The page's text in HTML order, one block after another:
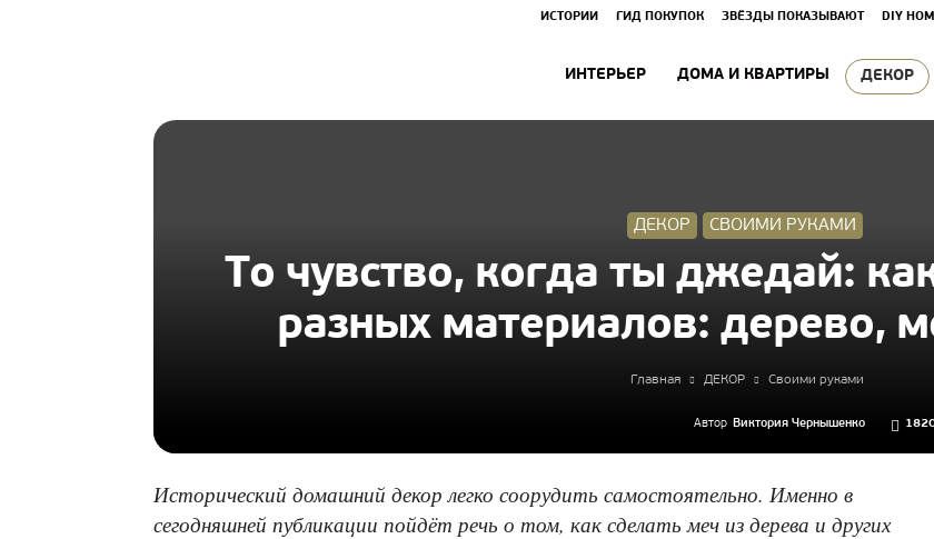
ИСТОРИИ ГИД ПОКУПОК ЗВЁЗДЫ ПОКАЗЫВАЮТ DIY
ИНТЕРЬЕР ДОМА И КВАРТИРЫ ДЕКОР
ДЕКОР СВОИМИ РУКАМИ
То чувство, когда ты джедай:
разных материалов: дерево,
Главная ДЕКОР Своими руками
Автор Виктория Чернышенко
Исторический домашний декор легко соорудить самостоятельно. Именно в
сегодняшней публикации пойдёт речь о том, как сделать меч из дерева и других